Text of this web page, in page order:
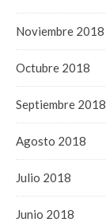
Noviembre 2018
Octubre 2018
Septiembre 2018
Agosto 2018
Julio 2018
Junio 2018